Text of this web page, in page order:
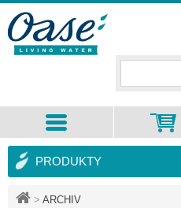
> ARCHIV
PRODUKTY